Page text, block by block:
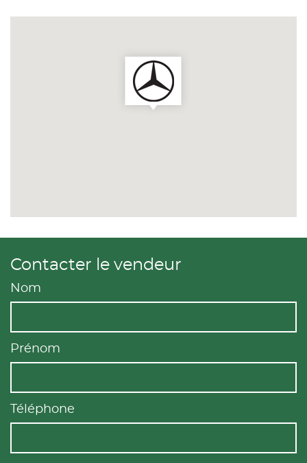
Contacter le vendeur
Nom
Prénom
Téléphone